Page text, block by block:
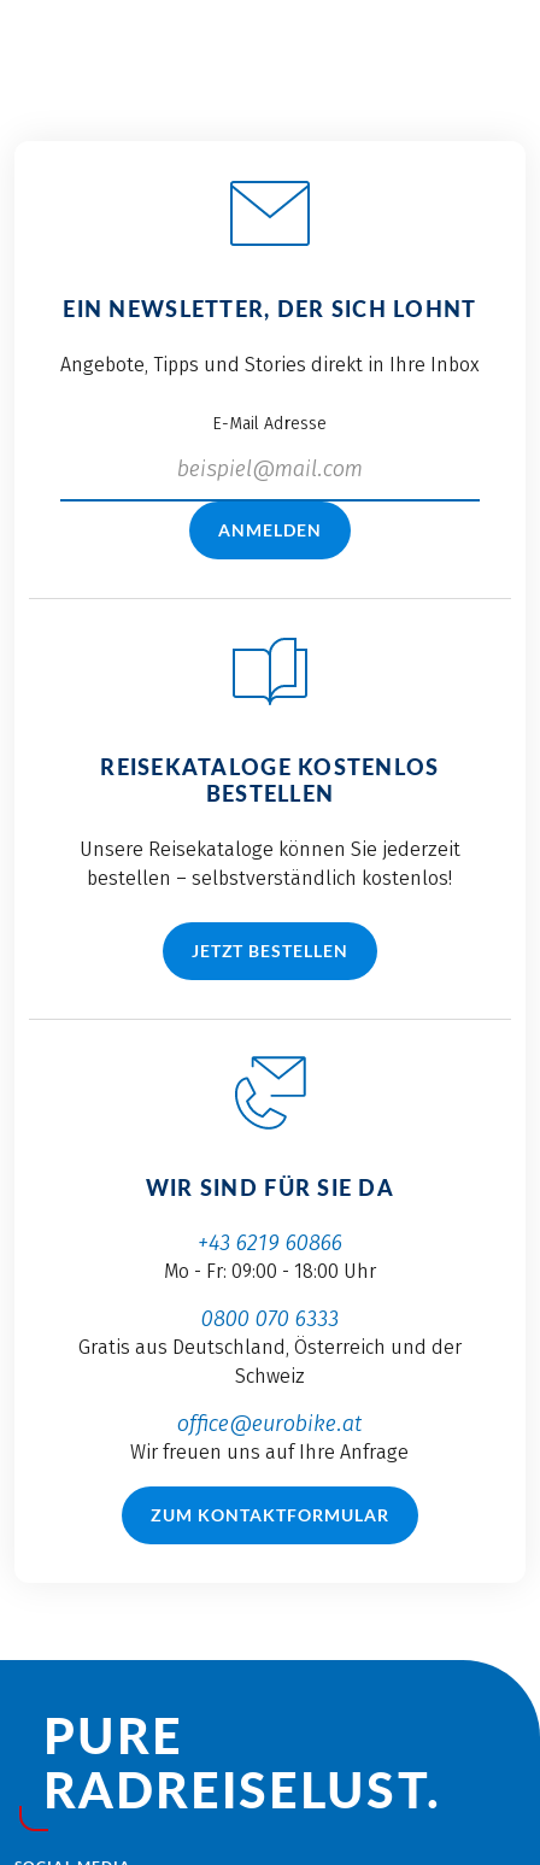
EIN NEWSLETTER, DER SICH LOHNT
Angebote, Tipps und Stories direkt in Ihre Inbox
E-Mail Adresse
ANMELDEN
REISEKATALOGE KOSTENLOS
BESTELLEN
Unsere Reisekataloge können Sie jederzeit
bestellen – selbstverständlich kostenlos!
JETZT BESTELLEN
WIR SIND FÜR SIE DA
+43 6219 60866
Mo - Fr: 09:00 - 18:00 Uhr
0800 070 6333
Gratis aus Deutschland, Österreich und der
Schweiz
office@eurobike.at
Wir freuen uns auf Ihre Anfrage
ZUM KONTAKTFORMULAR
PURE
RADREISE­LUST.